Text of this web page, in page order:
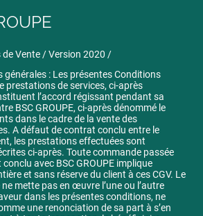
Vente / Version 2020 /
générales : Les présentes Conditions
prestations de services, ci-après
l’accord régissant pendant sa
BSC GROUPE, ci-après dénommé le
dans le cadre de la vente des
A défaut de contrat conclu entre le
les prestations effectuées sont
ci-après. Toute commande passée
avec BSC GROUPE implique
et sans réserve du client à ces CGV. Le
mette pas en œuvre l’une ou l’autre
dans les présentes conditions, ne
une renonciation de sa part à s’en